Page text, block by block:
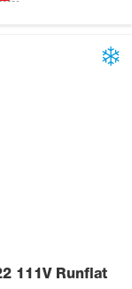
111V Runflat